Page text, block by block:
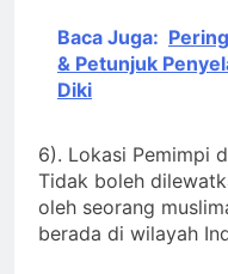
Baca Juga:
& Petunjuk
Diki
6). Lokasi Pemimpi
Tidak boleh
oleh seorang
berada di wilayah